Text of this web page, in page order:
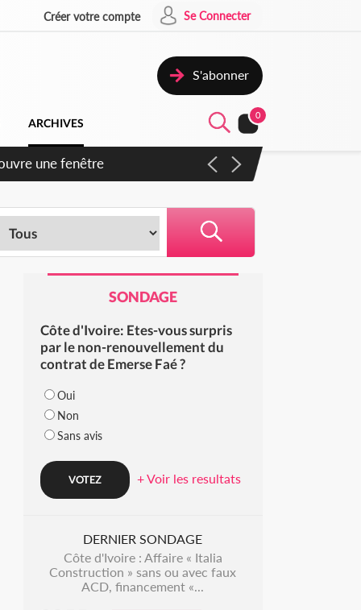
Créer votre compte Se Connecter
S'abonner
ARCHIVES
0
SONDAGE
Côte d'Ivoire: Etes-vous surpris
par le non-renouvellement du
contrat de Emerse Faé ?
Oui
Non
Sans avis
+ Voir les resultats
DERNIER SONDAGE
Côte d'Ivoire : Affaire « Italia
Construction » sans ou avec faux
ACD, financement «...